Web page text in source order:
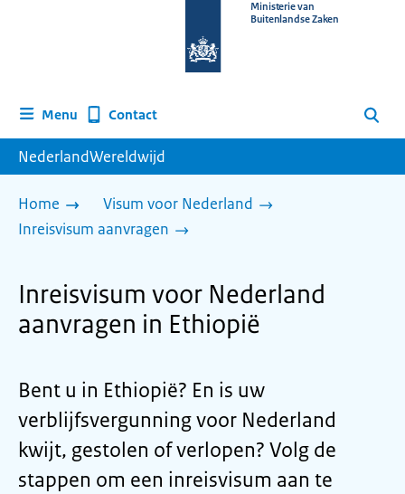
homepage
Ministerie van
Buitenlandse Zaken
Menu Contact Zoeken
NederlandWereldwijd
Home
Visum voor Nederland
Inreisvisum aanvragen
Inreisvisum voor Nederland
aanvragen in Ethiopië
Bent u in Ethiopië? En is uw
verblijfsvergunning voor Nederland
kwijt, gestolen of verlopen? Volg de
stappen om een inreisvisum aan te